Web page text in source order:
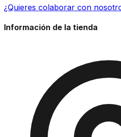
¿Quieres colaborar con
Información de la tienda